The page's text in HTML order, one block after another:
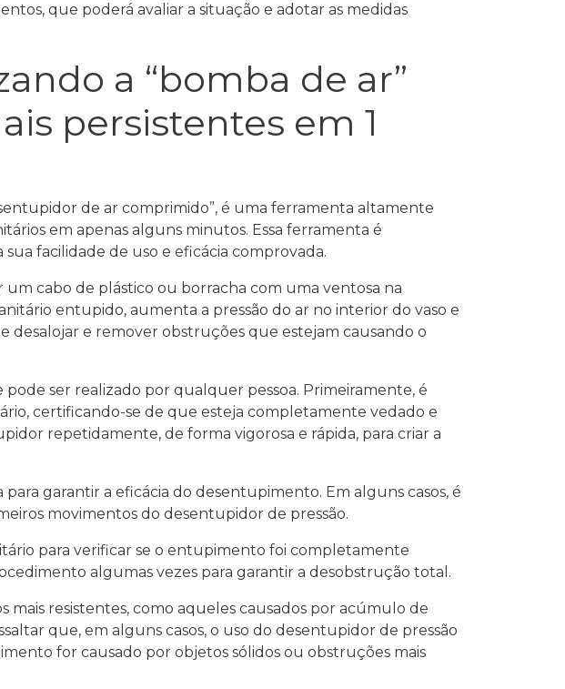
que poderá avaliar a situação e adotar as medidas
a “bomba de ar”
persistentes em 1
de ar comprimido”, é uma ferramenta altamente
em apenas alguns minutos. Essa ferramenta é
facilidade de uso e eficácia comprovada.
cabo de plástico ou borracha com uma ventosa na
entupido, aumenta a pressão do ar no interior do vaso e
desalojar e remover obstruções que estejam causando o
ser realizado por qualquer pessoa. Primeiramente, é
certificando-se de que esteja completamente vedado e
repetidamente, de forma vigorosa e rápida, para criar a
garantir a eficácia do desentupimento. Em alguns casos, é
movimentos do desentupidor de pressão.
para verificar se o entupimento foi completamente
algumas vezes para garantir a desobstrução total.
resistentes, como aqueles causados por acúmulo de
que, em alguns casos, o uso do desentupidor de pressão
for causado por objetos sólidos ou obstruções mais